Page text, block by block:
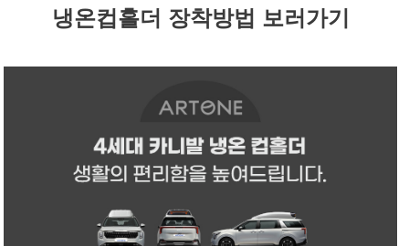
냉온컵홀더 장착방법 보러가기